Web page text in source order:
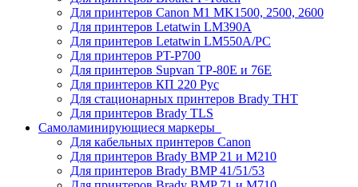
Для принтеров Canon M1 MK1500, 2500, 2600
Для принтеров Letatwin LM390A
Для принтеров Letatwin LM550A/PC
Для принтеров PT-P700
Для принтеров Supvan TP-80E и 76E
Для принтеров КП 220 Рус
Для стационарных принтеров Brady THT
Для принтеров Brady TLS
Самоламинирующиеся маркеры
Для кабельных принтеров Canon
Для принтеров Brady BMP 21 и M210
Для принтеров Brady BMP 41/51/53